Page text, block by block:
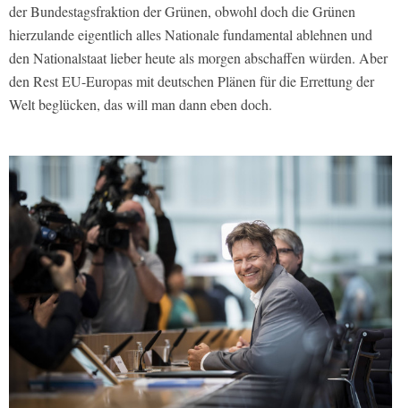
der Bundestagsfraktion der Grünen, obwohl doch die Grünen
hierzulande eigentlich alles Nationale fundamental ablehnen und
den Nationalstaat lieber heute als morgen abschaffen würden. Aber
den Rest EU-Europas mit deutschen Plänen für die Errettung der
Welt beglücken, das will man dann eben doch.